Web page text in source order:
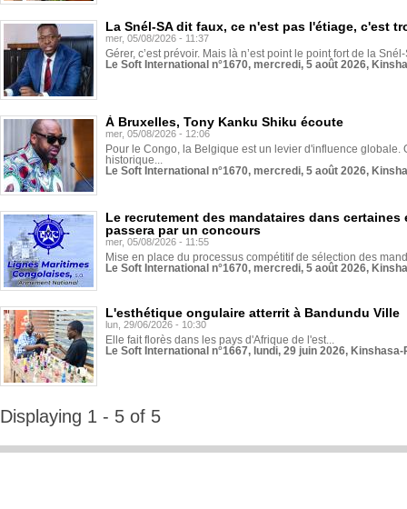
La Snél-SA dit faux, ce n'est pas l'étiage, c'est
mer, 05/08/2026 - 11:37
Gérer, c’est prévoir. Mais là n’est point le point fort de la
Le Soft International n°1670, mercredi, 5 août 2026,
À Bruxelles, Tony Kanku Shiku écoute
mer, 05/08/2026 - 12:06
Pour le Congo, la Belgique est un levier d'influence globale.
historique...
Le Soft International n°1670, mercredi, 5 août 2026,
Le recrutement des mandataires dans
passera par un concours
mer, 05/08/2026 - 11:55
Mise en place du processus compétitif de sélection des
Le Soft International n°1670, mercredi, 5 août 2026,
L'esthétique ongulaire atterrit à Bandundu Ville
lun, 29/06/2026 - 10:30
Elle fait florès dans les pays d'Afrique de l'est...
Le Soft International n°1667, lundi, 29 juin 2026,
Displaying 1 - 5 of 5